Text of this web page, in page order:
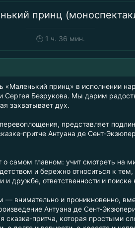
принц
🕒 1 ч. 36 мин.
«Маленький принц» в исполнении
Сергея Безрукова. Мы дарим
захватывает дух.
представляет
Антуана де
о самом главном: учит смотреть на
и бережно относиться к
и дружбе, ответственности и
— внимательно и проникновенно,
Антуана де
сказка‑притча, которая простыми